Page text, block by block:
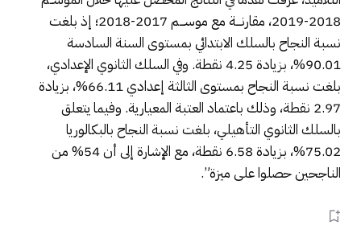
2018-2019، مقارنـــة مع موســـم 2017-2018؛ إذ بلغت
نسبة النجاح بالسلك الابتدائي بمستوى السنة السادسة
90.01%، بزيادة 4.25 نقطة. وفي السلك الثانوي الإعدادي،
بلغت نسبة النجاح بمستوى الثالثة إعدادي 66.11%، بزيادة
2.97 نقطة، وذلك باعتماد العتبة المعيارية. وفيما يتعلق
بالسلك الثانوي التأهيلي، بلغت نسبة النجاح بالبكالوريا
75.02%، بزيادة 6.58 نقطة، مع الإشارة إلى أن 54% من
الناجحين حصلوا على ميزة”.